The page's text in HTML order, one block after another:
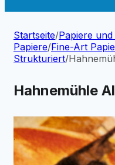
Startseite/Papiere
Papiere/Fine-Art
Strukturiert/
Hahnemühle